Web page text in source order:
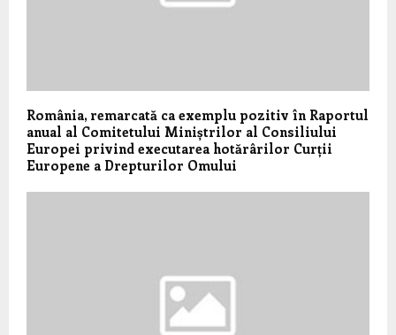
România, remarcată ca exemplu pozitiv în Raportul
anual al Comitetului Miniștrilor al Consiliului
Europei privind executarea hotărârilor Curții
Europene a Drepturilor Omului